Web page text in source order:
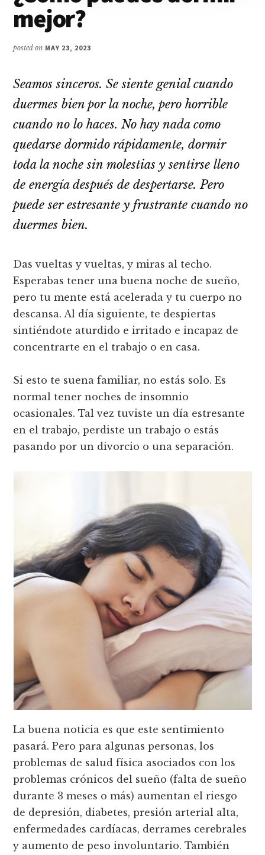
de
Bahía
mejor?
posted on MAY 23, 2023
Seamos sinceros. Se siente genial cuando
duermes bien por la noche, pero horrible
cuando no lo haces. No hay nada como
quedarse dormido rápidamente, dormir
toda la noche sin molestias y sentirse lleno
de energía después de despertarse. Pero
puede ser estresante y frustrante cuando no
duermes bien.
Das vueltas y vueltas, y miras al techo.
Esperabas tener una buena noche de sueño,
pero tu mente está acelerada y tu cuerpo no
descansa. Al día siguiente, te despiertas
sintiéndote aturdido e irritado e incapaz de
concentrarte en el trabajo o en casa.
Si esto te suena familiar, no estás solo. Es
normal tener noches de insomnio
ocasionales. Tal vez tuviste un día estresante
en el trabajo, perdiste un trabajo o estás
pasando por un divorcio o una separación.
La buena noticia es que este sentimiento
pasará. Pero para algunas personas, los
problemas de salud física asociados con los
problemas crónicos del sueño (falta de sueño
durante 3 meses o más) aumentan el riesgo
de depresión, diabetes, presión arterial alta,
enfermedades cardíacas, derrames cerebrales
y aumento de peso involuntario. También